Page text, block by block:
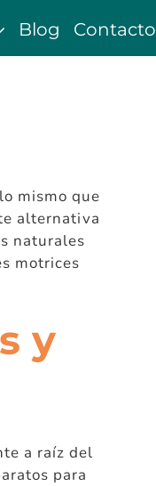
Blog Contacto
mismo que
alternativa
naturales
motrices
y
a raíz del
para